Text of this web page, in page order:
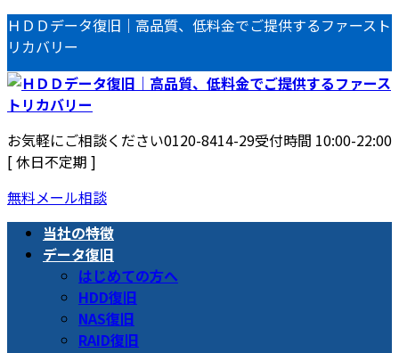
コ
ン
テ
ン
ツ
へ
ス
キ
ッ
プ
ナ
ビ
ゲ
ー
シ
ョ
ン
に
移
動
ＨＤＤデータ復旧｜高品質、低料金でご提供するファースト
リカバリー
お気軽にご相談ください0120-8414-29受付時間 10:00-22:00
[ 休日不定期 ]
無料メール相談
当社の特徴
データ復旧
はじめての方へ
HDD復旧
NAS復旧
RAID復旧